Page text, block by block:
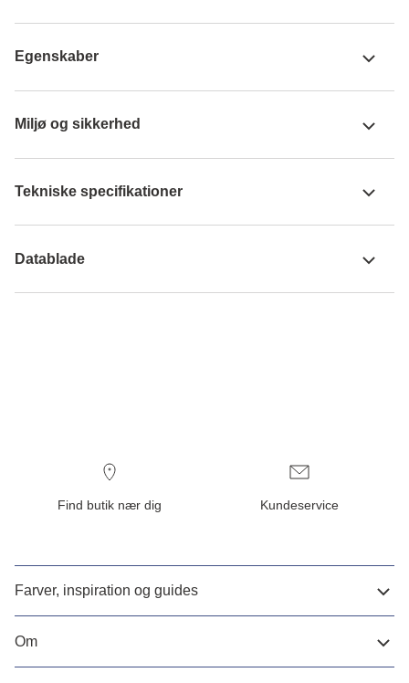
Egenskaber
Miljø og sikkerhed
Tekniske specifikationer
Datablade
Find butik nær dig Kundeservice
Farver, inspiration og guides
Om